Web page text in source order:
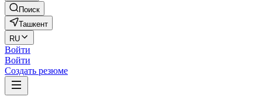
Поиск
Ташкент
RU
Войти
Войти
Создать резюме